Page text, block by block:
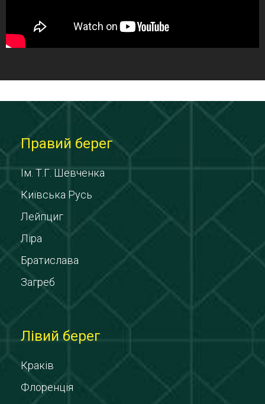
Правий берег
Ім. Т.Г. Шевченка
Київська Русь
Лейпциг
Ліра
Братислава
Загреб
Лівий берег
Краків
Флоренція